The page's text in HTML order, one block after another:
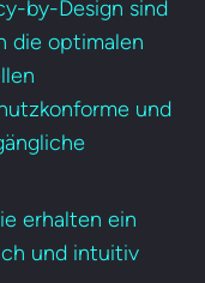
by-Design sind
die optimalen
und
erhalten ein
und intuitiv